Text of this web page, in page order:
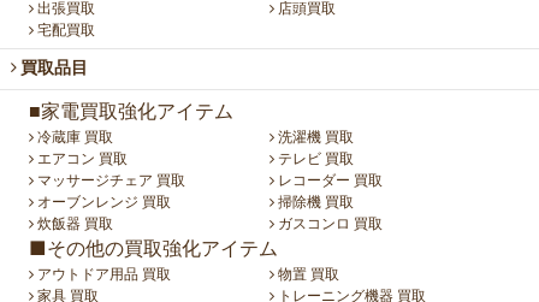
出張買取
店頭買取
宅配買取
買取品目
■家電買取強化アイテム
冷蔵庫 買取
洗濯機 買取
エアコン 買取
テレビ 買取
マッサージチェア 買取
レコーダー 買取
オーブンレンジ 買取
掃除機 買取
炊飯器 買取
ガスコンロ 買取
■その他の買取強化アイテム
アウトドア用品 買取
物置 買取
家具 買取
トレーニング機器 買取